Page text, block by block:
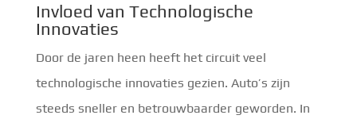
Invloed van Technologische
Innovaties
Door de jaren heen heeft het circuit veel
technologische innovaties gezien. Auto’s zijn
steeds sneller en betrouwbaarder geworden. In